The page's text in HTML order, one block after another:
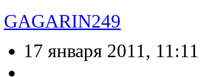
GAGARIN249
17 января 2011, 11:11